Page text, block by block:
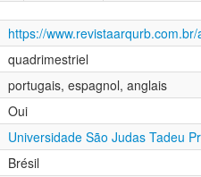
https://
quadrimestriel
portugais, espagnol, anglais
Oui
Universidade São Judas Tadeu
Brésil